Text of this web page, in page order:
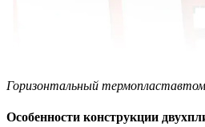
Горизонтальный
Особенности конструкции